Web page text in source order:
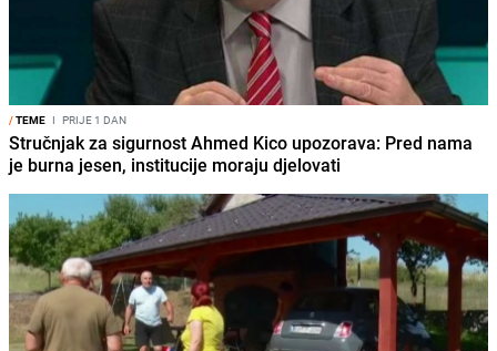
/TEME I PRIJE 1 DAN
Stručnjak za sigurnost Ahmed Kico upozorava: Pred nama
je burna jesen, institucije moraju djelovati